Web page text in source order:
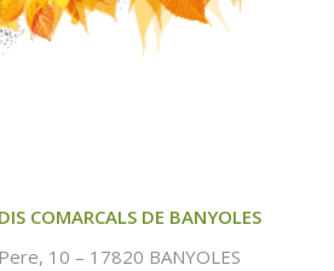
COMARCALS DE BANYOLES
10 – 17820 BANYOLES